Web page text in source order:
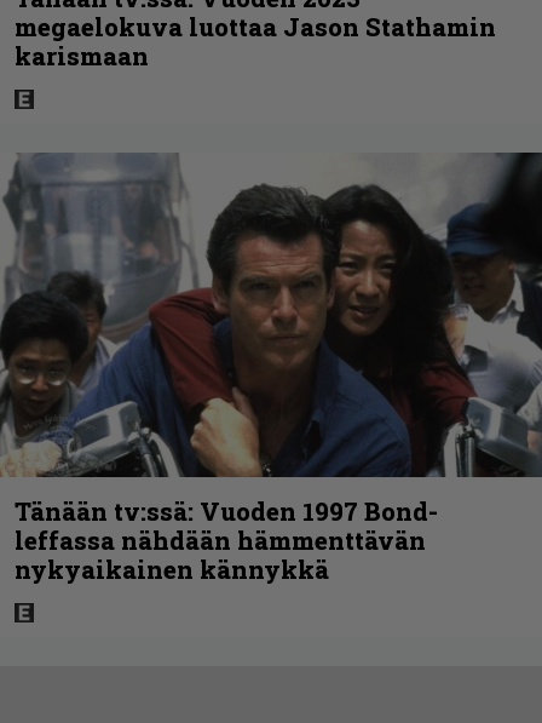
megaelokuva luottaa Jason Stathamin
karismaan
Tänään tv:ssä: Vuoden 1997 Bond-
leffassa nähdään hämmenttävän
nykyaikainen kännykkä